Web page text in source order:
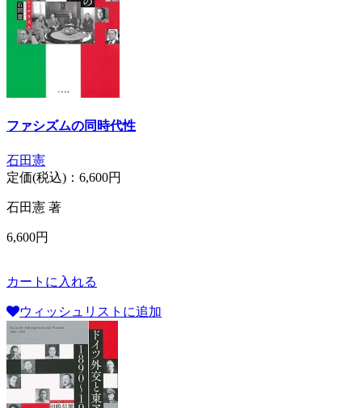
ファシズムの同時代性
石田憲
定価(税込)： 6,600円
石田憲 著
6,600円
カートに入れる
ウィッシュリストに追加